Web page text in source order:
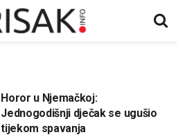
Horor u Njemačkoj:
Jednogodišnji dječak se ugušio
tijekom spavanja